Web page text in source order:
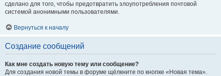
сделано для того, чтобы предотвратить злоупотребления почтовой
системой анонимными пользователями.
Вернуться к началу
Создание сообщений
Как мне создать новую тему или сообщение?
Для создания новой темы в форуме щёлкните по кнопке «Новая тема».